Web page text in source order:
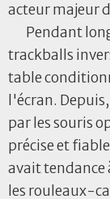
acteur majeur
Pendant
trackballs
table
l'écran.
par les souris
précise et
avait tendance
les rouleaux-